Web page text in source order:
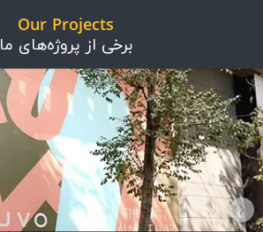
Our Projects
برخی از پروژه‌های ما